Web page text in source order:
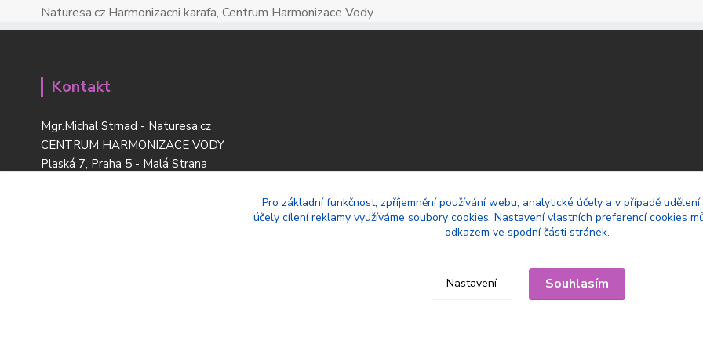
Naturesa.cz,Harmonizacni karafa, Centrum Harmonizace Vody
Kontakt
Mgr.Michal Strnad - Naturesa.cz
CENTRUM HARMONIZACE VODY
Plaská 7, Praha 5 - Malá Strana
Pro základní funkčnost, zpříjemnění používání webu, analytické účely a v případě
účely cílení reklamy využíváme soubory cookies. Nastavení vlastních preferencí cookies
odkazem ve spodní části stránek.
Nastavení Souhlasím